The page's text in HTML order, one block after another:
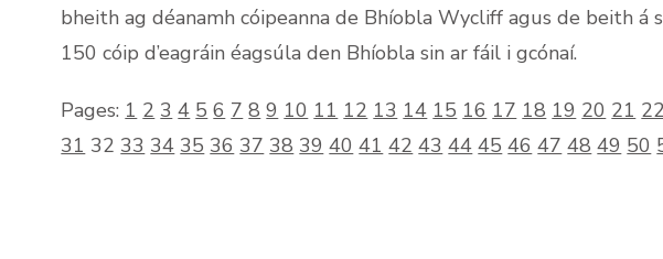
bheith ag déanamh cóipeanna de Bhíobla Wycliff agus de beith á
150 cóip d’eagráin éagsúla den Bhíobla sin ar fáil i gcónaí.
Pages: 1 2 3 4 5 6 7 8 9 10 11 12 13 14 15 16 17 18 19 20 21 22
31 32 33 34 35 36 37 38 39 40 41 42 43 44 45 46 47 48 49 50